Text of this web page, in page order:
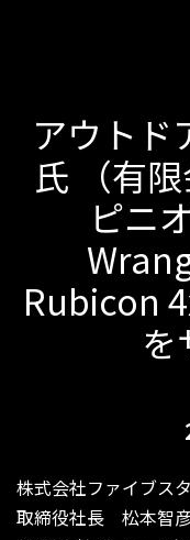
アウト
氏 （有
ピニ
Rubicon
を
株式会社ファイブス
取締役社長 松本智